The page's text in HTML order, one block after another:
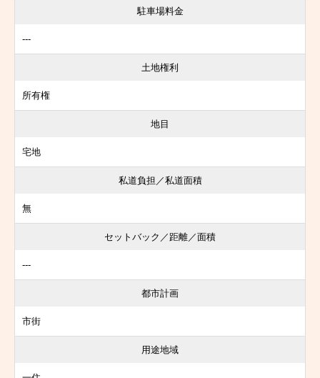
駐車場料金
---
土地権利
所有権
地目
宅地
私道負担／私道面積
無
セットバック／距離／面積
---
都市計画
市街
用途地域